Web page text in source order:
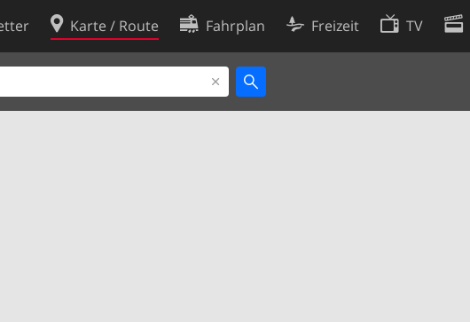
Karte / Route Fahrplan Freizeit TV
Cookie-Richtlinie
Cookie-Einstellungen